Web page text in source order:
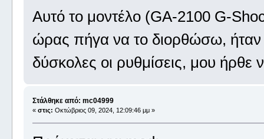
Αυτό το μοντέλο (GA-2100 G-
ώρας πήγα να το διορθώσω, ήταν
δύσκολες οι ρυθμίσεις, μου ήρθε
Στάλθηκε από: mc04999
« στις: Οκτώβριος 09, 2024, 12:09:46 μμ »